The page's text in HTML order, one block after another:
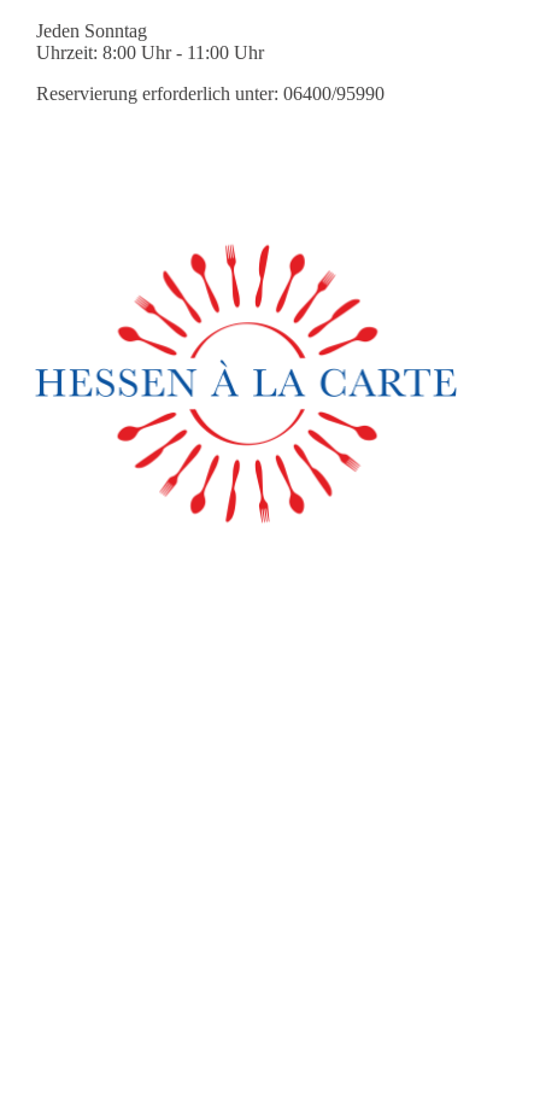
Jeden Sonntag
Uhrzeit: 8:00 Uhr - 11:00 Uhr
Reservierung erforderlich unter: 06400/95990